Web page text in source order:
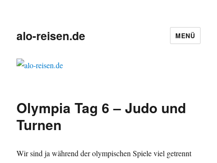
alo-reisen.de MENÜ
Olympia Tag 6 – Judo und
Turnen
Wir sind ja während der olympischen Spiele viel getrennt